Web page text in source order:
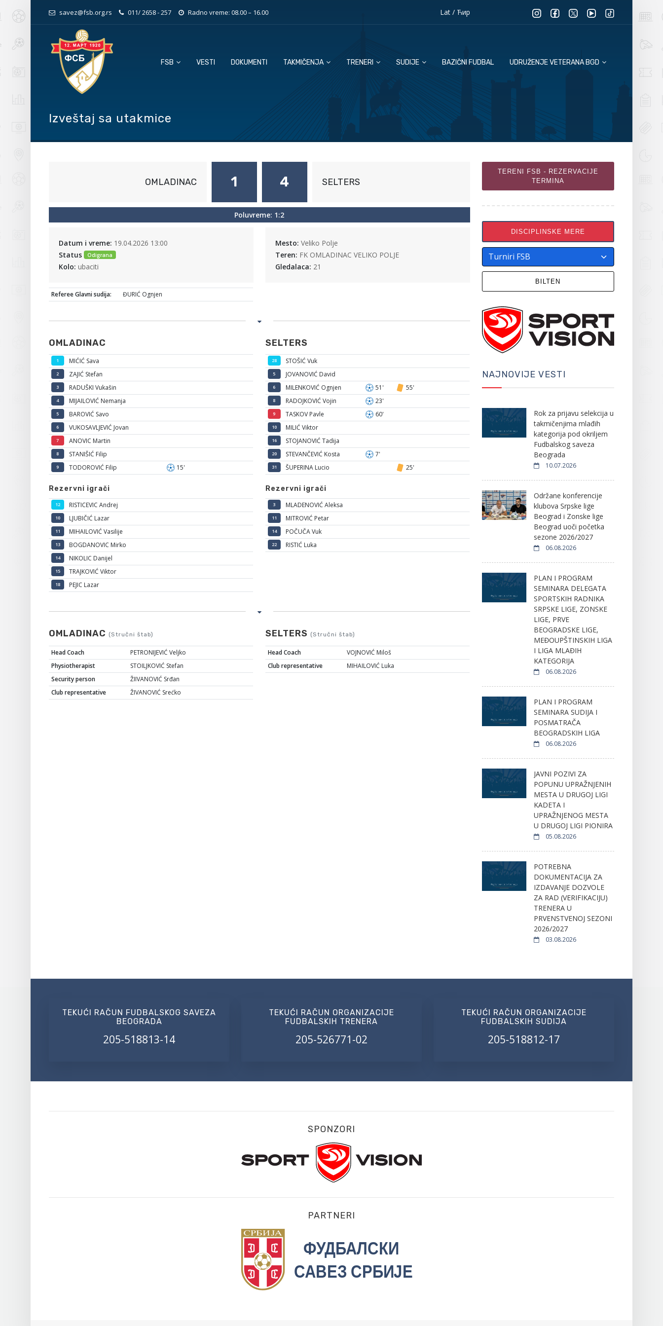
savez@fsb.org.rs 011/ 2658 - 257 Radno vreme: 08.00 – 16.00 Lat/ Ћир
FSB VESTI DOKUMENTI TAKMIČENJA TRENERI SUDIJE BAZIČNI FUDBAL UDRUŽENJE VETERANA BGD
Izveštaj sa utakmice
OMLADINAC 1 4 SELTERS
Poluvreme: 1:2
Datum i vreme: 19.04.2026 13:00
Status
Odigrana
Kolo: ubaciti
Mesto: Veliko Polje
Teren: FK OMLADINAC VELIKO POLJE
Gledalaca: 21
Referee Glavni sudija: ĐURIĆ Ognjen
OMLADINAC
1 MIĆIĆ Sava
2 ZAJIĆ Stefan
3 RADUŠKI Vukašin
4 MIJAILOVIĆ Nemanja
5 BAROVIĆ Savo
6 VUKOSAVLJEVIĆ Jovan
7 ANOVIC Martin
8 STANIŠIĆ Filip
9 TODOROVIĆ Filip 15'
Rezervni igrači
12 RISTICEVIC Andrej
10 LJUBIČIĆ Lazar
11 MIHAILOVIĆ Vasilije
13 BOGDANOVIC Mirko
14 NIKOLIC Danijel
15 TRAJKOVIĆ Viktor
18 PEJIC Lazar
SELTERS
28 STOŠIĆ Vuk
5 JOVANOVIĆ David
6 MILENKOVIĆ Ognjen 51' 55'
8 RADOJKOVIĆ Vojin 23'
9 TASKOV Pavle 60'
10 MILIĆ Viktor
16 STOJANOVIĆ Tadija
20 STEVANČEVIĆ Kosta 7'
31 ŠUPERINA Lucio 25'
Rezervni igrači
3 MLADENOVIĆ Aleksa
11 MITROVIĆ Petar
14 POČUČA Vuk
22 RISTIĆ Luka
OMLADINAC (Stručni štab)
Head Coach
PETRONIJEVIĆ Veljko
Physiotherapist
STOILJKOVIĆ Stefan
Security person
ŽIIVANOVIĆ Srđan
Club representative
ŽIVANOVIĆ Srećko
SELTERS (Stručni štab)
Head Coach
VOJNOVIĆ Miloš
Club representative
MIHAILOVIĆ Luka
TERENI FSB - REZERVACIJE
TERMINA
DISCIPLINSKE MERE
BILTEN
NAJNOVIJE VESTI
Rok za prijavu selekcija u
takmičenjima mlađih
kategorija pod okriljem
Fudbalskog saveza
Beograda
10.07.2026
Održane konferencije
klubova Srpske lige
Beograd i Zonske lige
Beograd uoči početka
sezone 2026/2027
06.08.2026
PLAN I PROGRAM
SEMINARA DELEGATA
SPORTSKIH RADNIKA
SRPSKE LIGE, ZONSKE
LIGE, PRVE
BEOGRADSKE LIGE,
MEĐOUPŠTINSKIH LIGA
I LIGA MLAĐIH
KATEGORIJA
06.08.2026
PLAN I PROGRAM
SEMINARA SUDIJA I
POSMATRAČA
BEOGRADSKIH LIGA
06.08.2026
JAVNI POZIVI ZA
POPUNU UPRAŽNJENIH
MESTA U DRUGOJ LIGI
KADETA I
UPRAŽNJENOG MESTA
U DRUGOJ LIGI PIONIRA
05.08.2026
POTREBNA
DOKUMENTACIJA ZA
IZDAVANJE DOZVOLE
ZA RAD (VERIFIKACIJU)
TRENERA U
PRVENSTVENOJ SEZONI
2026/2027
03.08.2026
TEKUĆI RAČUN FUDBALSKOG SAVEZA
BEOGRADA
205-518813-14
TEKUĆI RAČUN ORGANIZACIJE
FUDBALSKIH TRENERA
205-526771-02
TEKUĆI RAČUN ORGANIZACIJE
FUDBALSKIH SUDIJA
205-518812-17
SPONZORI
PARTNERI